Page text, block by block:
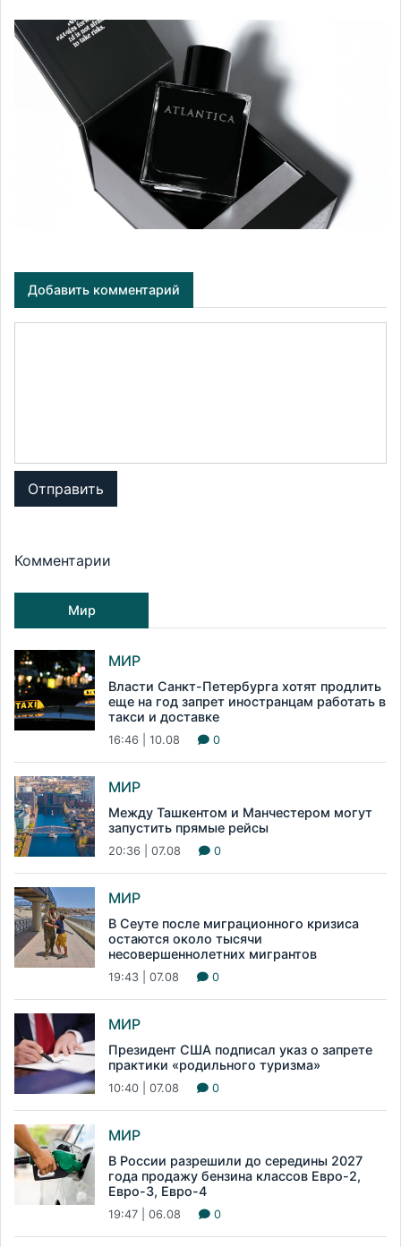
Добавить комментарий
Отправить
Комментарии
Мир
МИР
Власти Санкт-Петербурга хотят продлить
еще на год запрет иностранцам работать в
такси и доставке
16:46 | 10.08 0
МИР
Между Ташкентом и Манчестером могут
запустить прямые рейсы
20:36 | 07.08 0
МИР
В Сеуте после миграционного кризиса
остаются около тысячи
несовершеннолетних мигрантов
19:43 | 07.08 0
МИР
Президент США подписал указ о запрете
практики «родильного туризма»
10:40 | 07.08 0
МИР
В России разрешили до середины 2027
года продажу бензина классов Евро-2,
Евро-3, Евро-4
19:47 | 06.08 0